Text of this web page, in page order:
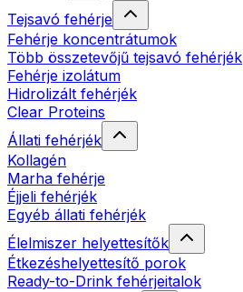
Tejsavó fehérje
Fehérje koncentrátumok
Több összetevőjű tejsavó fehérjék
Fehérje izolátum
Hidrolizált fehérjék
Clear Proteins
Állati fehérjék
Kollagén
Marha fehérje
Éjjeli fehérjék
Egyéb állati fehérjék
Élelmiszer helyettesítők
Étkezéshelyettesítő porok
Ready-to-Drink fehérjeitalok